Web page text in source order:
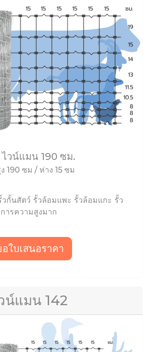
วน์แมน 190 ซม.
190 ซม / ห่าง 15 ซม
วกั้นสัตว์ รั้วล้อมแพะ รั้วล้อมแกะ รั้ว
ารความสูงมาก
ใบเสนอราคา
น์แมน 142